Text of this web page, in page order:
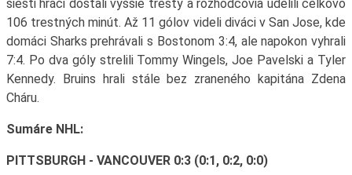
šiesti hráči dostali vyššie tresty a rozhodcovia udelili celkovo
106 trestných minút. Až 11 gólov videli diváci v San Jose, kde
domáci Sharks prehrávali s Bostonom 3:4, ale napokon vyhrali
7:4. Po dva góly strelili Tommy Wingels, Joe Pavelski a Tyler
Kennedy. Bruins hrali stále bez zraneného kapitána Zdena
Cháru.
Sumáre NHL:
PITTSBURGH - VANCOUVER 0:3 (0:1, 0:2, 0:0)